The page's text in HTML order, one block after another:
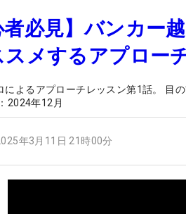
者必見】バンカー
メするアプロー
によるアプローチレッスン第1話。 目
2024年12月
年3月11日 21時00分